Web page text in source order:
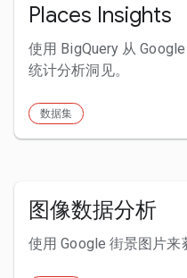
Places Insights
使用 BigQuery 从
统计分析洞见。
数据集
图像数据分析
使用 Google 街景图片来